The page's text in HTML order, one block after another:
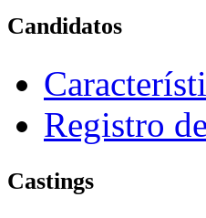
Candidatos
Registro
Castings